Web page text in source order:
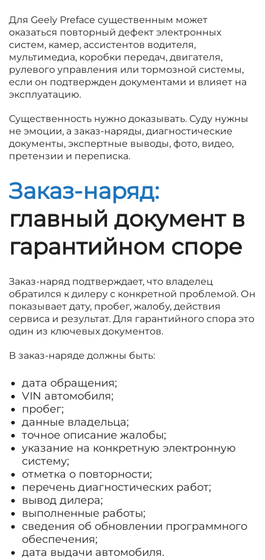
Для Geely Preface существенным может
оказаться повторный дефект электронных
систем, камер, ассистентов водителя,
мультимедиа, коробки передач, двигателя,
рулевого управления или тормозной системы,
если он подтвержден документами и влияет на
эксплуатацию.
Существенность нужно доказывать. Суду нужны
не эмоции, а заказ-наряды, диагностические
документы, экспертные выводы, фото, видео,
претензии и переписка.
Заказ-наряд:
главный документ в
гарантийном споре
Заказ-наряд подтверждает, что владелец
обратился к дилеру с конкретной проблемой. Он
показывает дату, пробег, жалобу, действия
сервиса и результат. Для гарантийного спора это
один из ключевых документов.
В заказ-наряде должны быть:
дата обращения;
VIN автомобиля;
пробег;
данные владельца;
точное описание жалобы;
указание на конкретную электронную
систему;
отметка о повторности;
перечень диагностических работ;
вывод дилера;
выполненные работы;
сведения об обновлении программного
обеспечения;
дата выдачи автомобиля.